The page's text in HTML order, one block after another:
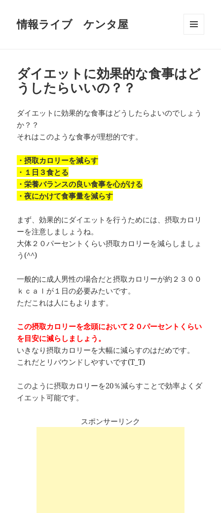
情報ライブ ケンタ屋
ダイエットに効果的な食事はど
うしたらいいの？？
ダイエットに効果的な食事はどうしたらよいのでしょう
か？？
それはこのような食事が理想的です。
・摂取カロリーを減らす
・１日３食とる
・栄養バランスの良い食事を心がける
・夜にかけて食事量を減らす
まず、効果的にダイエットを行うためには、摂取カロリ
ーを注意しましょうね。
大体２０パーセントくらい摂取カロリーを減らしましょ
う(^^)
一般的に成人男性の場合だと摂取カロリーが約２３００
ｋｃａｌが１日の必要みたいです。
ただこれは人にもよります。
この摂取カロリーを念頭において２０パーセントくらい
を目安に減らしましょう。
いきなり摂取カロリーを大幅に減らすのはだめです。
これだとリバウンドしやすいです(T_T)
このように摂取カロリーを20％減らすことで効率よくダ
イエット可能です。
スポンサーリンク